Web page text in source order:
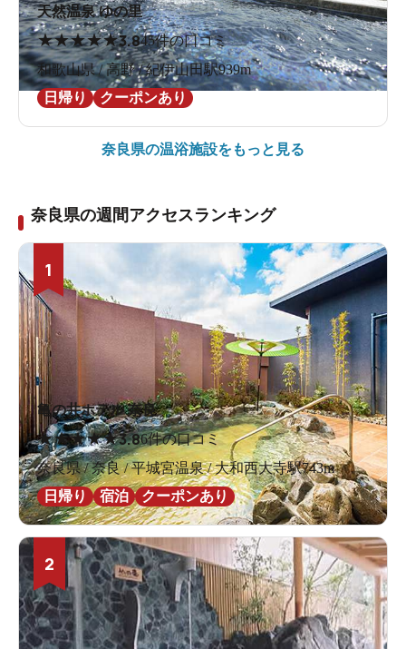
天然温泉 ゆの里
★★★★★3.845件の口コミ
和歌山県 / 高野 / 紀伊山田駅939m
日帰り
クーポンあり
奈良県の温浴施設をもっと見る
奈良県の週間アクセスランキング
1
亀の井ホテル 奈良
★★★★★3.86件の口コミ
奈良県 / 奈良 / 平城宮温泉 / 大和西大寺駅743m
日帰り
宿泊 クーポンあり
2